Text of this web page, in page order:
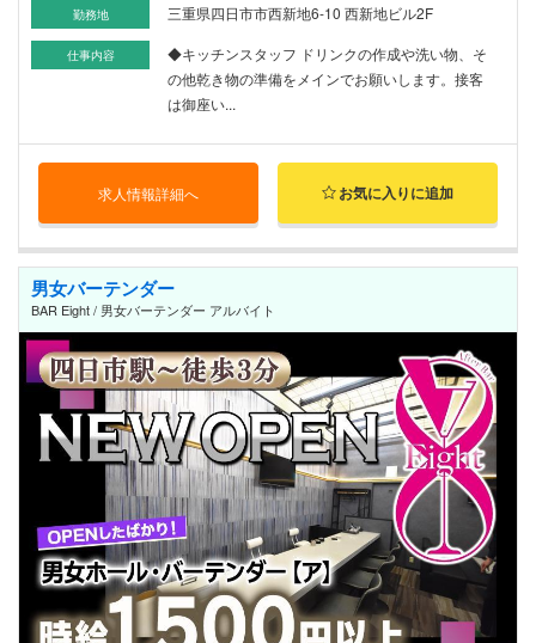
勤務地 三重県四日市市西新地6-10 西新地ビル2F
仕事内容
◆キッチンスタッフ ドリンクの作成や洗い物、そ
の他乾き物の準備をメインでお願いします。接客
は御座い...
求人情報詳細へ お気に入りに追加
男女バーテンダー
BAR Eight / 男女バーテンダー アルバイト